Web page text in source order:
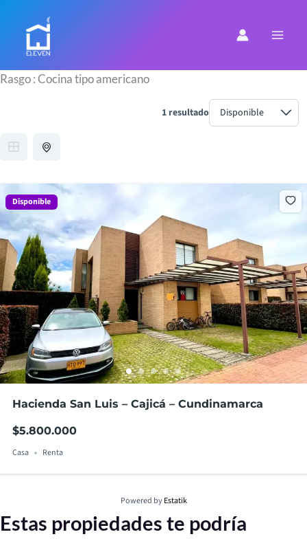
contenido
Rasgo :Cocina tipo americano
1 resultado
Disponible
Hacienda San Luis – Cajicá – Cundinamarca
$5.800.000
Casa Renta
Powered byEstatik
Estas propiedades te podría